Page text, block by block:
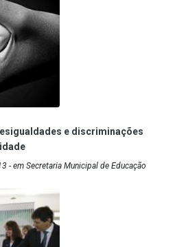
e discriminações
- em Secretaria Municipal de Educação